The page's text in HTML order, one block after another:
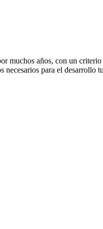
muchos años, con un
necesarios para el